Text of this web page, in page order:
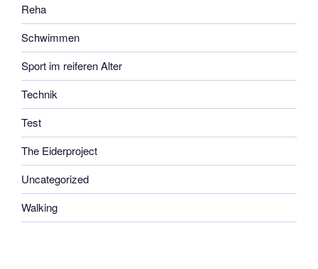
Reha
Schwimmen
Sport im reiferen Alter
Technik
Test
The Eiderproject
Uncategorized
Walking